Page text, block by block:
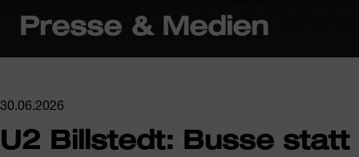
Presse & Medien
30.06.2026
U2 Billstedt: Busse statt